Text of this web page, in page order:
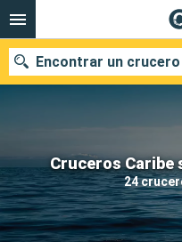
Cruceros Caribe
24
Encontrar un crucero
Fecha de salida